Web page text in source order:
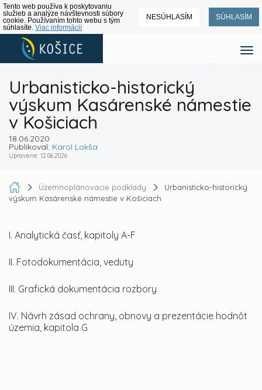
Tento web používa k poskytovaniu
služieb a analýze návštevnosti súbory
cookie. Používaním tohto webu s tým
súhlasíte. Viac informácií
NESÚHLASÍM SÚHLASÍM
Urbanisticko-historický
výskum Kasárenské námestie
v Košiciach
18.06.2020
Publikoval: Karol Lokša
Upravené: 12.06.2026
Územnoplánovacie podklady
Urbanisticko-historický
výskum Kasárenské námestie v Košiciach
I. Analytická časť, kapitoly A-F
II. Fotodokumentácia, veduty
III. Grafická dokumentácia rozbory
IV. Návrh zásad ochrany, obnovy a prezentácie hodnôt
územia, kapitola G